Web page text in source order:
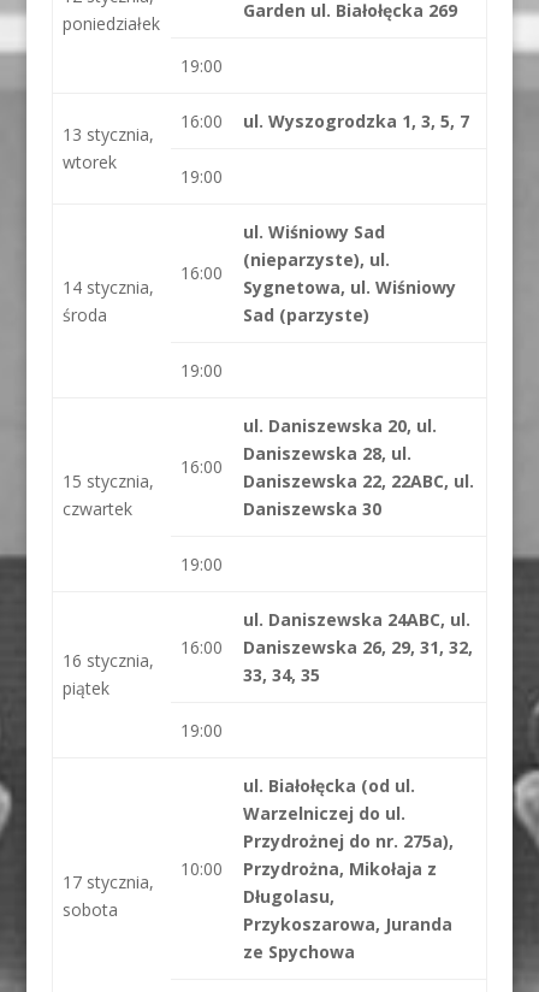
poniedziałek
Garden ul. Białołęcka 269
19:00
13 stycznia,
wtorek
16:00 ul. Wyszogrodzka 1, 3, 5, 7
19:00
14 stycznia,
środa
16:00
ul. Wiśniowy Sad
(nieparzyste), ul.
Sygnetowa, ul. Wiśniowy
Sad (parzyste)
19:00
15 stycznia,
czwartek
16:00
ul. Daniszewska 20, ul.
Daniszewska 28, ul.
Daniszewska 22, 22ABC, ul.
Daniszewska 30
19:00
16 stycznia,
piątek
16:00
ul. Daniszewska 24ABC, ul.
Daniszewska 26, 29, 31, 32,
33, 34, 35
19:00
17 stycznia,
sobota
10:00
ul. Białołęcka (od ul.
Warzelniczej do ul.
Przydrożnej do nr. 275a),
Przydrożna, Mikołaja z
Długolasu,
Przykoszarowa, Juranda
ze Spychowa